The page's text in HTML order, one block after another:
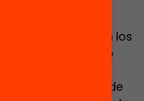
a las
etapa? ¿Obtienen los
que necesitan y lo
actividades
espacios fuera de